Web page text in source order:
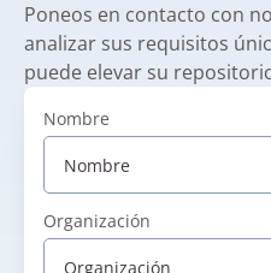
Poneos en contacto con
analizar sus requisitos
puede elevar su
Nombre
Organización